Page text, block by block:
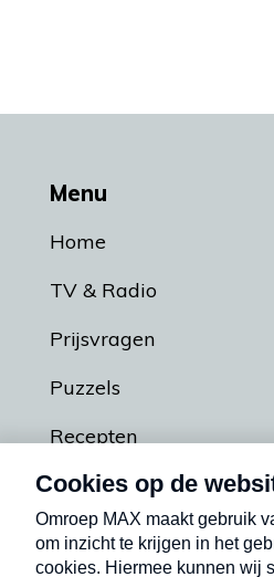
Menu
Home
TV & Radio
Prijsvragen
Puzzels
Recepten
Podcasts